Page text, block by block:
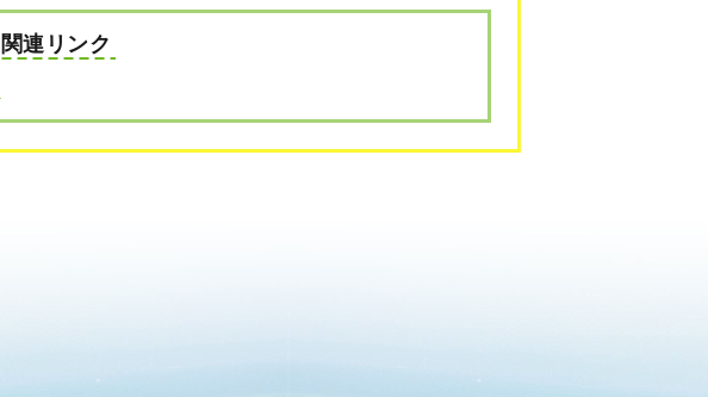
関連リンク